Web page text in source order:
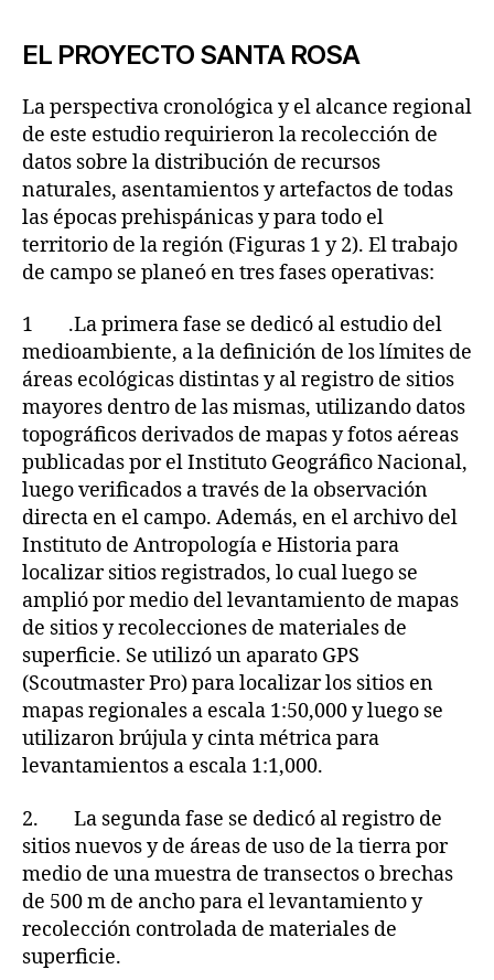
EL PROYECTO SANTA ROSA
La perspectiva cronológica y el alcance regional
de este estudio requirieron la recolección de
datos sobre la distribución de recursos
naturales, asentamientos y artefactos de todas
las épocas prehispánicas y para todo el
territorio de la región (Figuras 1 y 2). El trabajo
de campo se planeó en tres fases operativas:
1 .La primera fase se dedicó al estudio del
medioambiente, a la definición de los límites de
áreas ecológicas distintas y al registro de sitios
mayores dentro de las mismas, utilizando datos
topográficos derivados de mapas y fotos aéreas
publicadas por el Instituto Geográfico Nacional,
luego verificados a través de la observación
directa en el campo. Además, en el archivo del
Instituto de Antropología e Historia para
localizar sitios registrados, lo cual luego se
amplió por medio del levantamiento de mapas
de sitios y recolecciones de materiales de
superficie. Se utilizó un aparato GPS
(Scoutmaster Pro) para localizar los sitios en
mapas regionales a escala 1:50,000 y luego se
utilizaron brújula y cinta métrica para
levantamientos a escala 1:1,000.
2. La segunda fase se dedicó al registro de
sitios nuevos y de áreas de uso de la tierra por
medio de una muestra de transectos o brechas
de 500 m de ancho para el levantamiento y
recolección controlada de materiales de
superficie.